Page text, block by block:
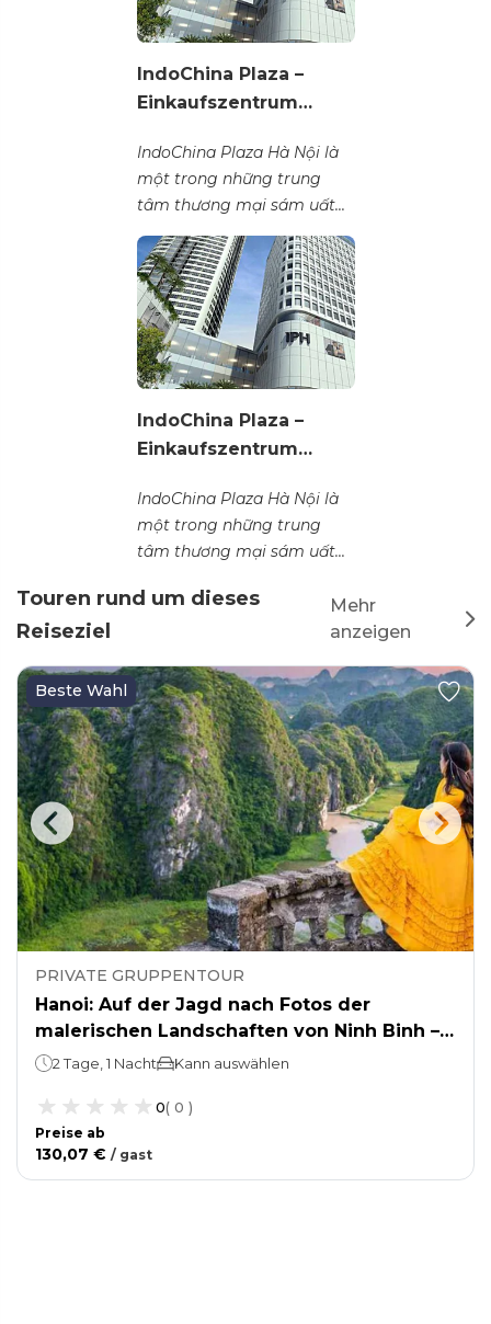
IndoChina Plaza –
Einkaufszentrum…
IndoChina Plaza Hà Nội là
một trong những trung
tâm thương mại sám uất...
IndoChina Plaza –
Einkaufszentrum…
IndoChina Plaza Hà Nội là
một trong những trung
tâm thương mại sám uất...
Touren rund um dieses
Reiseziel
Mehr
anzeigen
Beste Wahl
PRIVATE GRUPPENTOUR
Hanoi: Auf der Jagd nach Fotos der
malerischen Landschaften von Ninh Binh –
Tam Coc, Mua-Höhle und Tuyet Tinh Coc
2 Tage, 1 Nacht Kann auswählen
0( 0 )
Preise ab
130,07 € / gast